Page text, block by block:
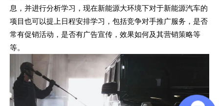
息，并进行分析学习，现在新能源大环境下对于新能源汽车的
项目也可以提上日程安排学习，包括竞争对手推广服务，是否
常有促销活动，是否有广告宣传，效果如何及其营销策略等
等。